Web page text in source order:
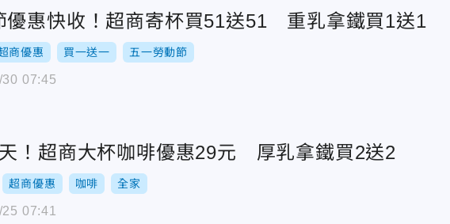
優惠快收！超商寄杯買51送51 重乳拿鐵買1送1
商優惠 買一送一 五一勞動節
07:45
！超商大杯咖啡優惠29元 厚乳拿鐵買2送2
超商優惠 咖啡 全家
07:41